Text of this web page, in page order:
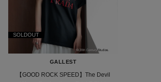
SOLDOUT
GALLEST
【GOOD ROCK SPEED】The Devil